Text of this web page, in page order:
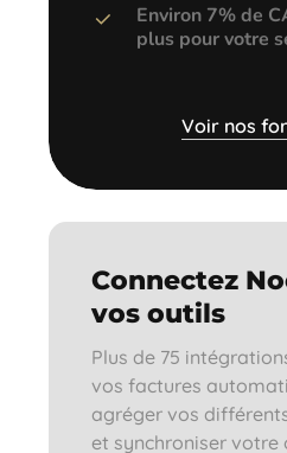
Environ 7% de
plus pour votre
Voir nos
Connectez
vos outils
Plus de 75
vos factures
agréger vos
et synchroniser votre